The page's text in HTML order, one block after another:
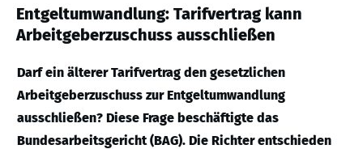
Entgeltumwandlung: Tarifvertrag kann
Arbeitgeberzuschuss ausschließen
Darf ein älterer Tarifvertrag den gesetzlichen
Arbeitgeberzuschuss zur Entgeltumwandlung
ausschließen? Diese Frage beschäftigte das
Bundesarbeitsgericht (BAG). Die Richter entschieden